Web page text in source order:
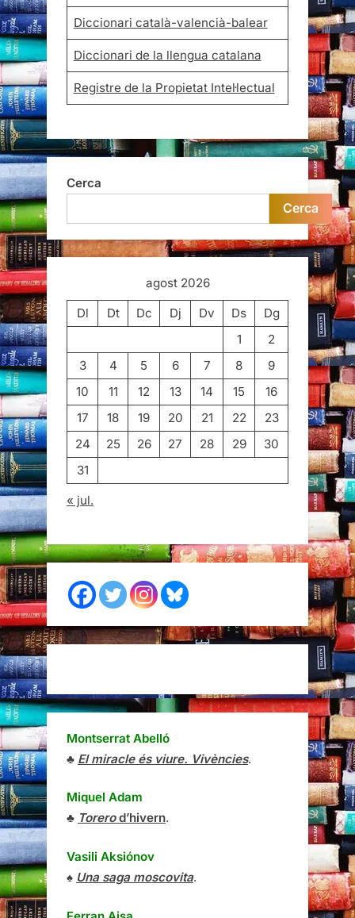
Diccionari català-valencià-balear
Diccionari de la llengua catalana
Registre de la Propietat Intel·lectual
Cerca
Cerca
agost 2026
Dl
Dt Dc Dj Dv Ds
Dg
1
2
3
4 5 6 7 8
9
10
11 12 13 14 15
16
17
18 19 20 21 22
23
24
25 26 27 28 29
30
31
« jul.
Montserrat Abelló
♣ El miracle és viure. Vivències.
Miquel Adam
♣ Torerod’hivern.
Vasili Aksiónov
♠ Una saga moscovita.